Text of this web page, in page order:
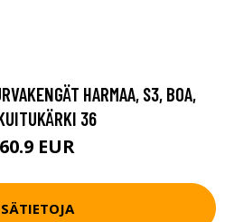
HARMAA, S3, BOA,
36
EUR